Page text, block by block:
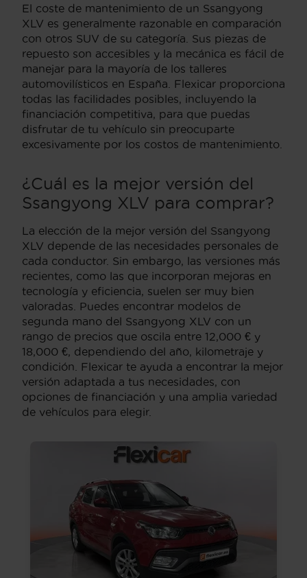
El coste de mantenimiento de un Ssangyong
XLV es generalmente razonable en comparación
con otros SUV de su categoría. Sus piezas de
repuesto son accesibles y la mecánica es fácil de
manejar para la mayoría de los talleres
automovilísticos en España. Flexicar proporciona
todas las facilidades posibles, incluyendo la
financiación competitiva, para que puedas
disfrutar de tu vehículo sin preocuparte
excesivamente por los costos de mantenimiento.
¿Cuál es la mejor versión del
Ssangyong XLV para comprar?
La elección de la mejor versión del Ssangyong
XLV depende de las necesidades personales de
cada conductor. Sin embargo, las versiones más
recientes, como las que incorporan mejoras en
tecnología y eficiencia, suelen ser muy bien
valoradas. Puedes encontrar modelos de
segunda mano del Ssangyong XLV con un
rango de precios que oscila entre 12,000 € y
18,000 €, dependiendo del año, kilometraje y
condición. Flexicar te ayuda a encontrar la mejor
versión adaptada a tus necesidades, con
opciones de financiación y una amplia variedad
de vehículos para elegir.